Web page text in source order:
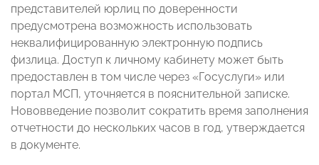
представителей юрлиц по доверенности
предусмотрена возможность использовать
неквалифицированную электронную подпись
физлица. Доступ к личному кабинету может быть
предоставлен в том числе через «Госуслуги» или
портал МСП, уточняется в пояснительной записке.
Нововведение позволит сократить время заполнения
отчетности до нескольких часов в год, утверждается
в документе.